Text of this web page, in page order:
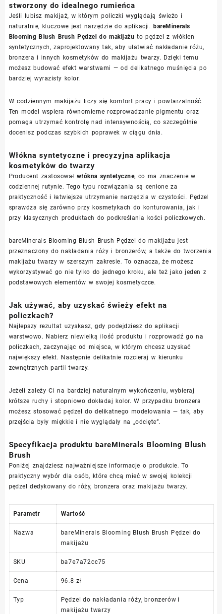
stworzony do idealnego rumieńca
Jeśli lubisz makijaż, w którym policzki wyglądają świeżo i
naturalnie, kluczowe jest narzędzie do aplikacji.bareMinerals
Blooming Blush Brush Pędzel do makijażu to pędzel z włókien
syntetycznych, zaprojektowany tak, aby ułatwiać nakładanie różu,
bronzera i innych kosmetyków do makijażu twarzy. Dzięki temu
możesz budować efekt warstwami — od delikatnego muśnięcia po
bardziej wyrazisty kolor.
W codziennym makijażu liczy się komfort pracy i powtarzalność.
Ten model wspiera równomierne rozprowadzanie pigmentu oraz
pomaga utrzymać kontrolę nad intensywnością, co szczególnie
docenisz podczas szybkich poprawek w ciągu dnia.
Włókna syntetyczne i precyzyjna aplikacja
kosmetyków do twarzy
Producent zastosował włókna syntetyczne, co ma znaczenie w
codziennej rutynie. Tego typu rozwiązania są cenione za
praktyczność i łatwiejsze utrzymanie narzędzia w czystości. Pędzel
sprawdza się zarówno przy kosmetykach do konturowania, jak i
przy klasycznych produktach do podkreślania kości policzkowych.
bareMinerals Blooming Blush Brush Pędzel do makijażu jest
przeznaczony do nakładania róży i bronzerów, a także do tworzenia
makijażu twarzy w szerszym zakresie. To oznacza, że możesz
wykorzystywać go nie tylko do jednego kroku, ale też jako jeden z
podstawowych elementów w swojej kosmetyczce.
Jak używać, aby uzyskać świeży efekt na
policzkach?
Najlepszy rezultat uzyskasz, gdy podejdziesz do aplikacji
warstwowo. Nabierz niewielką ilość produktu i rozprowadź go na
policzkach, zaczynając od miejsca, w którym chcesz uzyskać
największy efekt. Następnie delikatnie rozcieraj w kierunku
zewnętrznych partii twarzy.
Jeżeli zależy Ci na bardziej naturalnym wykończeniu, wybieraj
krótsze ruchy i stopniowo dokładaj kolor. W przypadku bronzera
możesz stosować pędzel do delikatnego modelowania — tak, aby
przejścia były miękkie i nie wyglądały na „odcięte”.
Specyfikacja produktu bareMinerals Blooming Blush
Brush
Poniżej znajdziesz najważniejsze informacje o produkcie. To
praktyczny wybór dla osób, które chcą mieć w swojej kolekcji
pędzel dedykowany do róży, bronzera oraz makijażu twarzy.
Parametr Wartość
Nazwa
bareMinerals Blooming Blush Brush Pędzel do
makijażu
SKU ba7e7a72cc75
Cena 96.8 zł
Typ
Pędzel do nakładania róży, bronzerów i
makijażu twarzy